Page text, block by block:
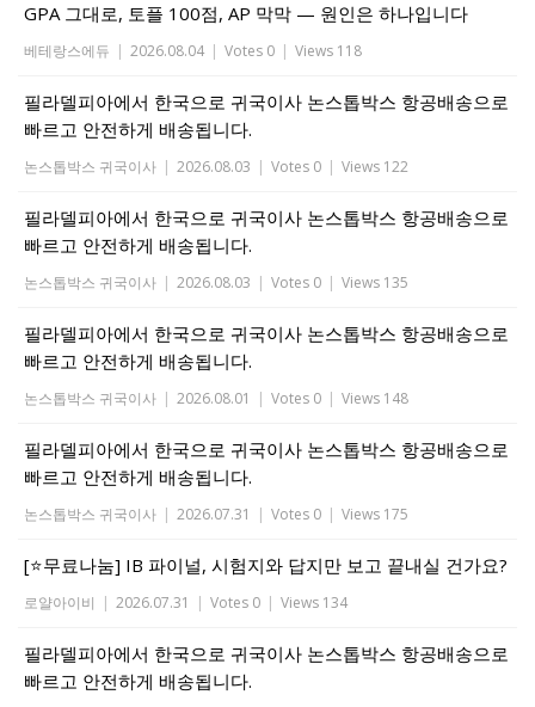
GPA 그대로, 토플 100점, AP 막막 — 원인은 하나입니다
베테랑스에듀 | 2026.08.04 | Votes 0 | Views 118
필라델피아에서 한국으로 귀국이사 논스톱박스 항공배송으로
빠르고 안전하게 배송됩니다.
논스톱박스 귀국이사 | 2026.08.03 | Votes 0 | Views 122
필라델피아에서 한국으로 귀국이사 논스톱박스 항공배송으로
빠르고 안전하게 배송됩니다.
논스톱박스 귀국이사 | 2026.08.03 | Votes 0 | Views 135
필라델피아에서 한국으로 귀국이사 논스톱박스 항공배송으로
빠르고 안전하게 배송됩니다.
논스톱박스 귀국이사 | 2026.08.01 | Votes 0 | Views 148
필라델피아에서 한국으로 귀국이사 논스톱박스 항공배송으로
빠르고 안전하게 배송됩니다.
논스톱박스 귀국이사 | 2026.07.31 | Votes 0 | Views 175
[⭐무료나눔] IB 파이널, 시험지와 답지만 보고 끝내실 건가요?
로얄아이비 | 2026.07.31 | Votes 0 | Views 134
필라델피아에서 한국으로 귀국이사 논스톱박스 항공배송으로
빠르고 안전하게 배송됩니다.